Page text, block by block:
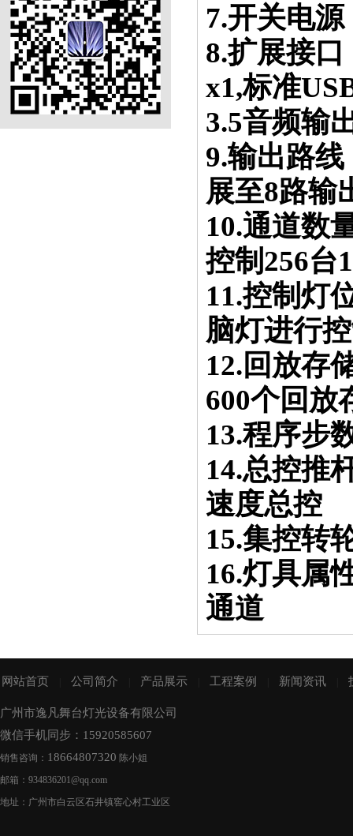
7.开关电
8.扩展接
x1,标准
3.5音频输
9.输出路
展至8路输
10.通道数
控制256台
11.控制灯
脑灯进行
12.回放存
600个回放
13.程序步
14.总控推
速度总控
15.集控转
16.灯具属
通道
网站首页 公司简介 产品展示 工程案例 新闻资讯
广州市逸凡舞台灯光设备有限公司
微信手机同步：15920585607
销售咨询： 18664807320 陈小姐
邮箱：934836201@qq.com
地址：广州市白云区石井镇窖心村工业区